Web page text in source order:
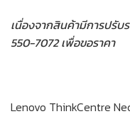
เนื่องจากสินค้ามีการปรั
550-7072 เพื่อขอราคา
Lenovo ThinkCentre